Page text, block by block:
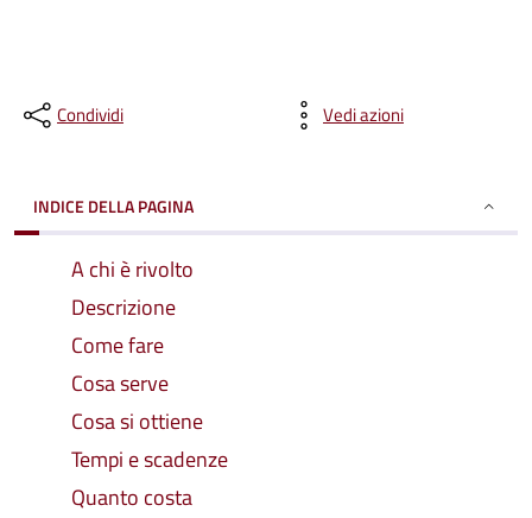
Condividi Vedi azioni
INDICE DELLA PAGINA
A chi è rivolto
Descrizione
Come fare
Cosa serve
Cosa si ottiene
Tempi e scadenze
Quanto costa